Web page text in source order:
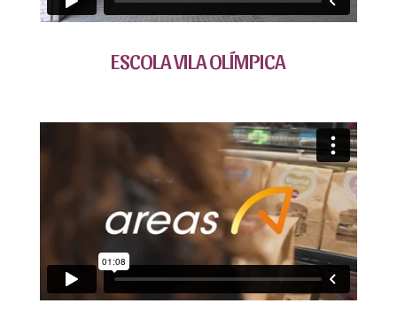
ESCOLA VILA OLÍMPICA